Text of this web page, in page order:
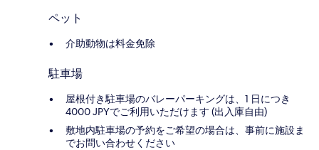
ペット
介助動物は料金免除
駐車場
屋根付き駐車場のバレーパーキングは、1 日につき
4000 JPYでご利用いただけます (出入庫自由)
敷地内駐車場の予約をご希望の場合は、事前に施設ま
でお問い合わせください